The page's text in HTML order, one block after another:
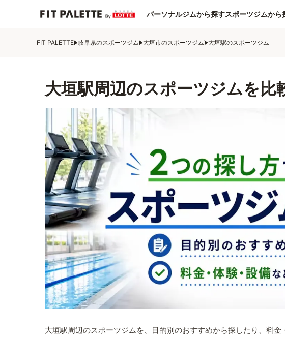
パーソナルジムから探すスポーツジムから
FIT PALETTE 岐阜県のスポーツジム 大垣市のスポーツジム 大垣駅のスポーツジム
大垣駅周辺のスポーツジムを比
大垣駅周辺のスポーツジムを、目的別のおすすめから探したり、料